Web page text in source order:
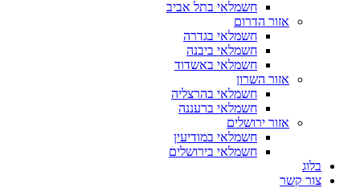
חשמלאי בתל אביב
אזור הדרום
חשמלאי בגדרה
חשמלאי ביבנה
חשמלאי באשדוד
אזור השרון
חשמלאי בהרצליה
חשמלאי ברעננה
אזור ירושלים
חשמלאי במודיעין
חשמלאי בירושלים
בלוג
צור קשר